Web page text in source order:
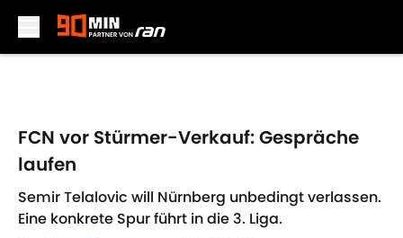
FCN vor Stürmer-Verkauf: Gespräche
laufen
Semir Telalovic will Nürnberg unbedingt verlassen.
Eine konkrete Spur führt in die 3. Liga.